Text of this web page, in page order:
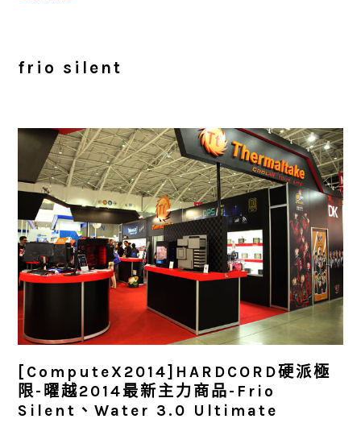
frio silent
[ComputeX2014]HARDCORD硬派極
限-曜越2014最新主力商品-Frio
Silent、Water 3.0 Ultimate